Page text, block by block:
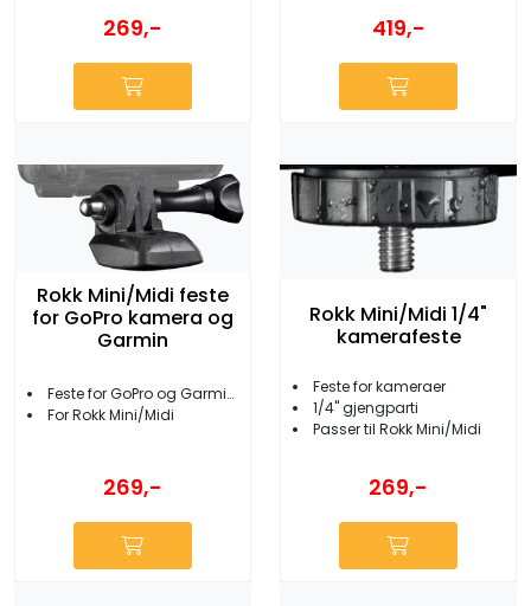
269,- 419,-
Rokk Mini/Midi feste
for GoPro kamera og
Garmin
Feste for GoPro og Garmin VIRB/XE
For Rokk Mini/Midi
269,-
Rokk Mini/Midi 1/4"
kamerafeste
Feste for kameraer
1/4'' gjengparti
Passer til Rokk Mini/Midi
269,-